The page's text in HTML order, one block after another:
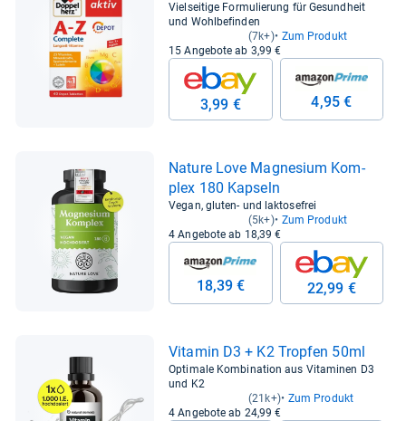
Vielseitige Formulierung für Gesundheit
und Wohlbefinden
(7k+) Zum Produkt
15 Angebote ab 3,99 €
3,99 € 4,95 €
Nature Love Magne­sium Kom­
plex 180 Kap­seln
Vegan, gluten- und laktosefrei
(5k+) Zum Produkt
4 Angebote ab 18,39 €
18,39 € 22,99 €
Vit­amin D3 + K2 Trop­fen 50ml
Optimale Kombination aus Vitaminen D3
und K2
(21k+) Zum Produkt
4 Angebote ab 24,99 €